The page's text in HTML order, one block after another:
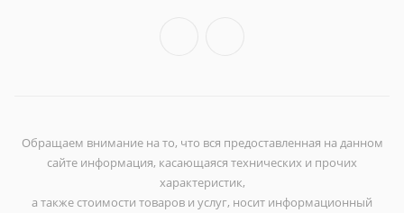
Обращаем внимание на то, что вся предоставленная на данном
сайте информация, касающаяся технических и прочих
характеристик,
а также стоимости товаров и услуг, носит информационный